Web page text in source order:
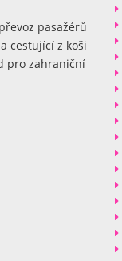
pasažérů
cestující z koši
pro zahraniční